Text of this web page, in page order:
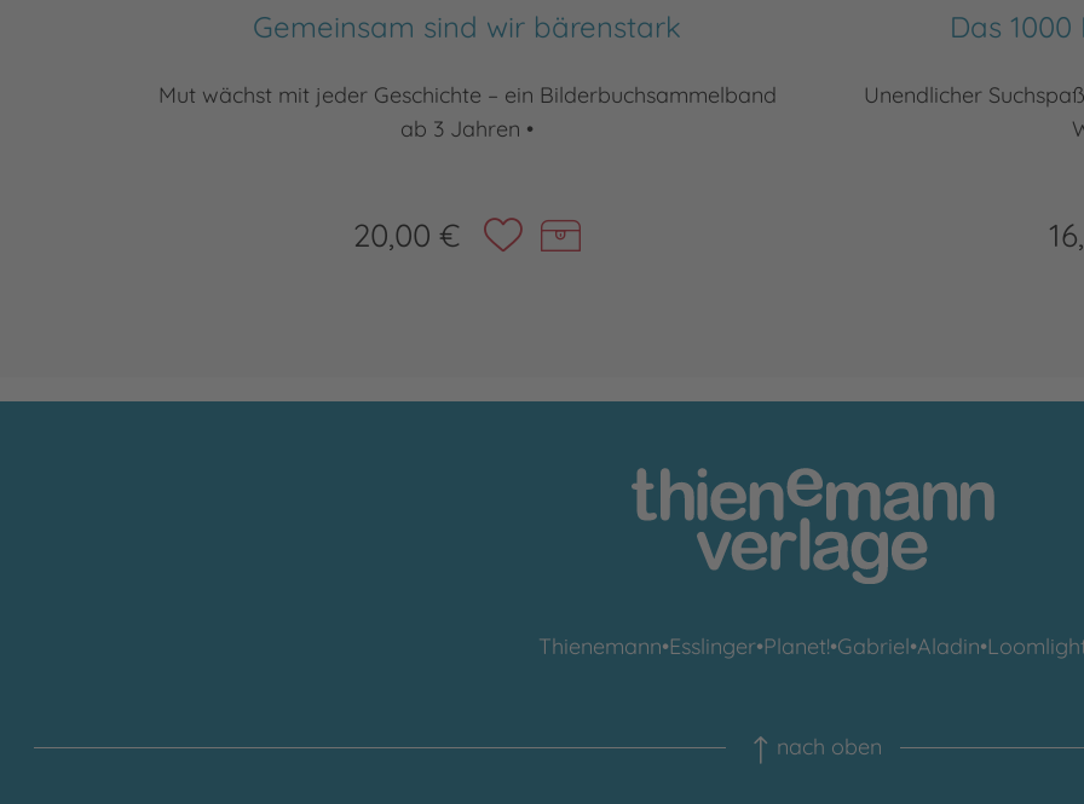
Gemeinsam sind wir bärenstark
Mut wächst mit jeder Geschichte – ein Bilderbuchsammelband
ab 3 Jahren •
20,00 €
Das
Unendlicher
Thienemann•Esslinger•Planet!•Gabriel•Aladin•
nach oben